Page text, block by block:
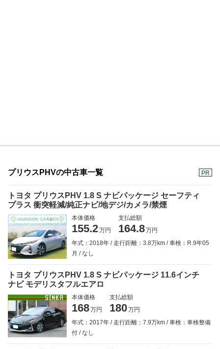
プリウスPHVの中古車一覧 PR
トヨタ プリウスPHV 1.8 S ナビパッケージ セーフティ
プラス 衝突軽減/純正ナビ/地デジ/カメラ/禁煙
本体価格
155.2万円
支払総額
164.8万円
年式：2018年
走行距離：3.8万km
車検：R.9年05
月
なし
トヨタ プリウスPHV 1.8 S ナビパッケージ 11.6インチ
ナビ モデリスタフルエアロ
本体価格
168万円
支払総額
180万円
年式：2017年
走行距離：7.9万km
車検：車検整備
付
なし